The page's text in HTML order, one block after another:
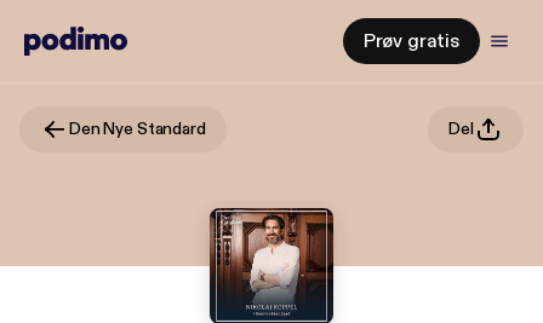
Prøv gratis
Den Nye Standard Del